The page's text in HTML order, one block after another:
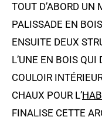
TOUT D’ABORD UN
PALISSADE EN
ENSUITE DEUX
L’UNE EN BOIS
COULOIR
CHAUX POUR L’
FINALISE CETTE